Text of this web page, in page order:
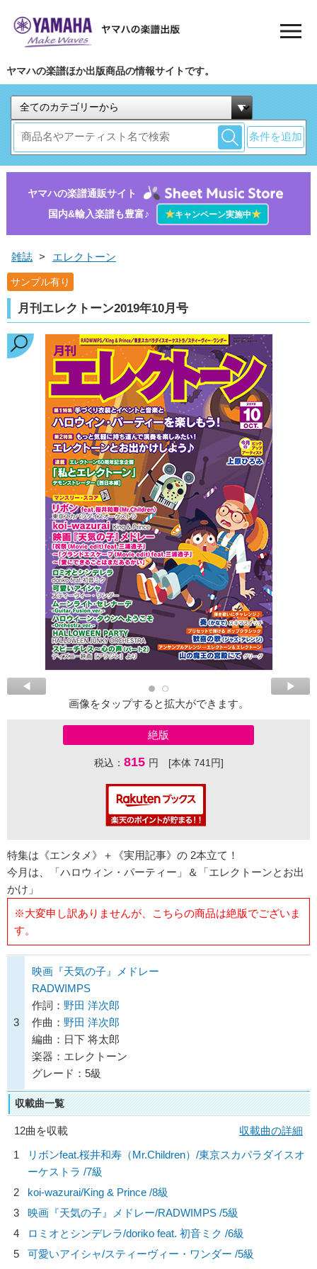
ヤマハの楽譜ほか出版商品の情報サイトです。
条件を追加
ヤマハの楽譜通販サイト
国内&輸入楽譜も豊富♪
★キャンペーン実施中★
雑誌 > エレクトーン
サンプル有り
月刊エレクトーン2019年10月号
画像をタップすると拡大ができます。
絶版
税込： 815 円 [本体 741円]
特集は《エンタメ》＋《実用記事》の 2本立て！
今月は、「ハロウィン・パーティー」＆「エレクトーンとお出
かけ」
※大変申し訳ありませんが、こちらの商品は絶版でございま
す。
3
映画『天気の子』メドレー
RADWIMPS
作詞： 野田 洋次郎
作曲： 野田 洋次郎
編曲：日下 将太郎
楽器：エレクトーン
グレード：5級
収載曲一覧
12曲を収載
収載曲の詳細
1
リボンfeat.桜井和寿（Mr.Children）/東京スカパラダイスオ
ーケストラ /7級
2
koi-wazurai/King & Prince /8級
3
映画『天気の子』メドレー/RADWIMPS /5級
4
ロミオとシンデレラ/doriko feat. 初音ミク /6級
5
可愛いアイシャ/スティーヴィー・ワンダー /5級